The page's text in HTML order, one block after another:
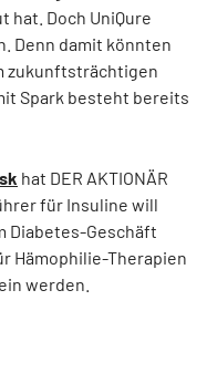
hat. Doch UniQure
Denn damit könnten
zukunftsträchtigen
Spark besteht bereits
hat DER AKTIONÄR
für Insuline will
Diabetes-Geschäft
Hämophilie-Therapien
werden.